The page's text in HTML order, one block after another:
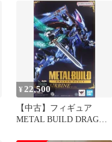
¥ 22,500
【中古】フィギュア
METAL BUILD DRAGON